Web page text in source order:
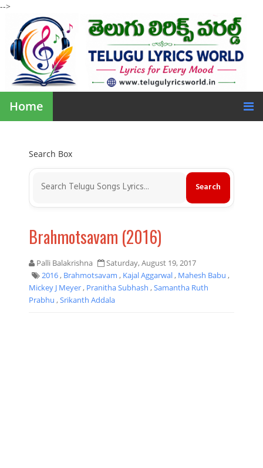
-->
Home
Search Box
Brahmotsavam (2016)
Palli Balakrishna
Saturday, August 19, 2017
2016, Brahmotsavam , Kajal Aggarwal, Mahesh Babu ,
Mickey J Meyer, Pranitha Subhash ,Samantha Ruth
Prabhu ,Srikanth Addala